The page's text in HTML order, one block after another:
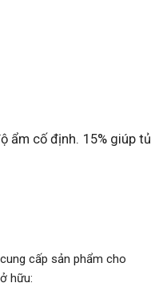
ẩm cố định. 15% giúp tủ
cấp sản phẩm cho
hữu: